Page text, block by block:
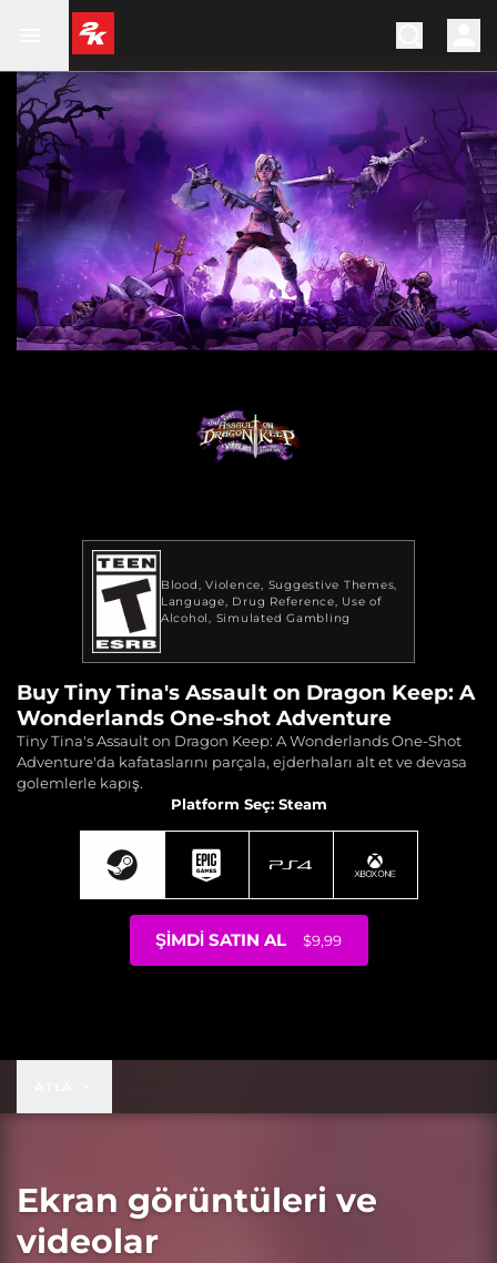
Blood Violence Suggestive Themes
Language
Drug Reference
Use of
Alcohol Simulated Gambling
Buy Tiny Tina's Assault on Dragon Keep: A
Wonderlands One-shot Adventure
Tiny Tina's Assault on Dragon Keep: A Wonderlands One-Shot
Adventure'da kafataslarını parçala, ejderhaları alt et ve devasa
golemlerle kapış.
Platform Seç: Steam
ŞIMDI SATIN AL $9,99
Ekran görüntüleri ve
videolar